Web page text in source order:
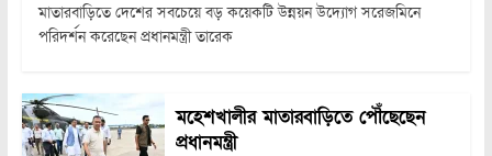
মাতারবাড়িতে দেশের সবচেয়ে বড় কয়েকটি উন্নয়ন উদ্যোগ সরেজমিনে
পরিদর্শন করেছেন প্রধানমন্ত্রী তারেক
মহেশখালীর মাতারবাড়িতে পৌঁছেছেন
প্রধানমন্ত্রী